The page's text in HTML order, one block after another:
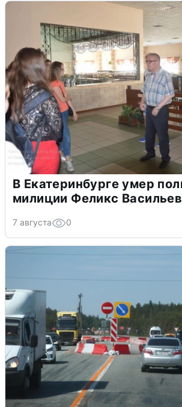
В Екатеринбурге умер
милиции Феликс Васильев
7 августа 0